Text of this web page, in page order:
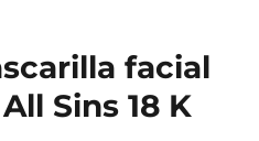
facial
Sins 18 K